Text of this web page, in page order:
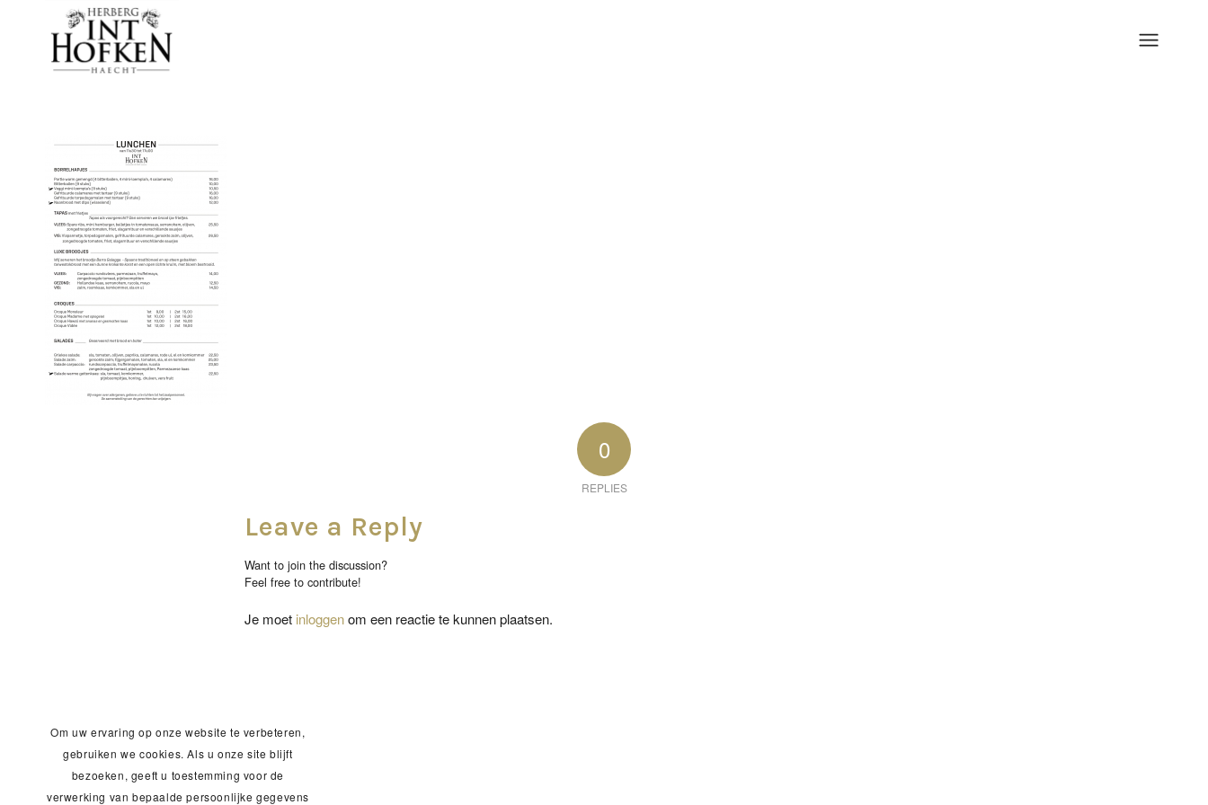
0
REPLIES
Leave a Reply
Want to join the discussion?
Feel free to contribute!
Je moet inloggenom een reactie te kunnen plaatsen.
Om uw ervaring op onze website te verbeteren,
gebruiken we cookies. Als u onze site blijft
bezoeken, geeft u toestemming voor de
verwerking van bepaalde persoonlijke gegevens